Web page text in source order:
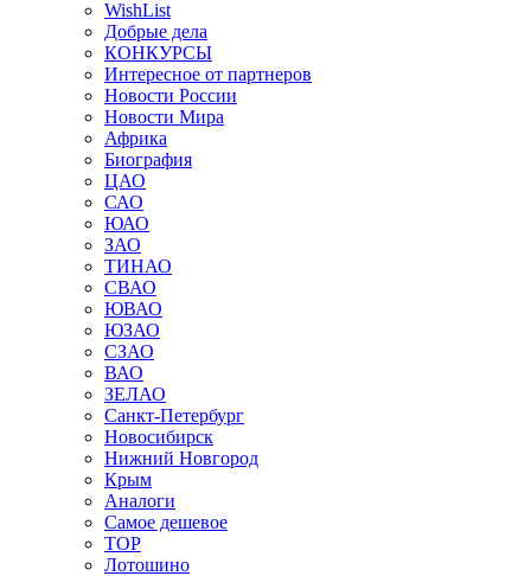
WishList
Добрые дела
КОНКУРСЫ
Интересное от партнеров
Новости России
Новости Мира
Африка
Биография
ЦАО
САО
ЮАО
ЗАО
ТИНАО
СВАО
ЮВАО
ЮЗАО
СЗАО
ВАО
ЗЕЛАО
Санкт-Петербург
Новосибирск
Нижний Новгород
Крым
Аналоги
Самое дешевое
TOP
Лотошино